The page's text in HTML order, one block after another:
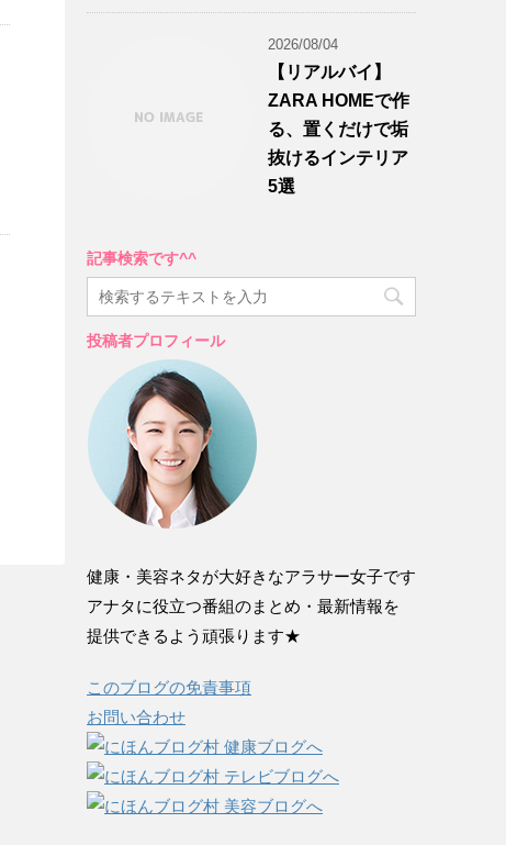
2026/08/04
【リアルバイ】
ZARA HOMEで作
る、置くだけで垢
抜けるインテリア
5選
記事検索です^^
投稿者プロフィール
健康・美容ネタが大好きなアラサー女子です
アナタに役立つ番組のまとめ・最新情報を
提供できるよう頑張ります★
このブログの免責事項
お問い合わせ